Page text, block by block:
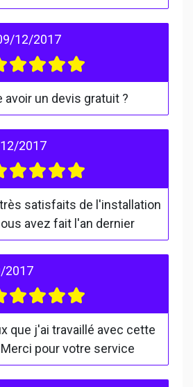
12/2017
avoir un devis gratuit ?
2017
satisfaits de l'installation
avez fait l'an dernier
2017
que j'ai travaillé avec cette
pour votre service